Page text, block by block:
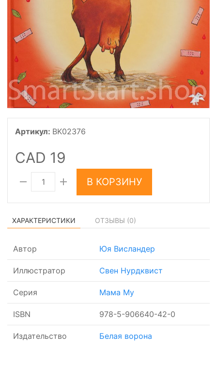
Артикул: BK02376
CAD 19
В КОРЗИНУ
ХАРАКТЕРИСТИКИ ОТЗЫВЫ (0)
Автор Юя Висландер
Иллюстратор Свен Нурдквист
Серия Мама Му
ISBN 978-5-906640-42-0
Издательство Белая ворона